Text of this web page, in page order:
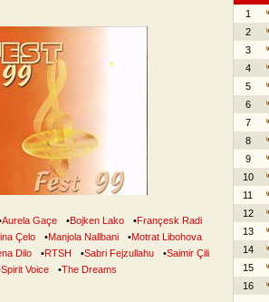
Aurela Gaçe •Bojken Lako •Françesk Radi
Çelo •Manjola Nallbani •Motrat Libohova
Dilo •RTSH •Sabri Fejzullahu •Saimir Çili
Spirit Voice •The Dreams
1
2
3
4
5
6
7
8
9
10
11
12
13
14
15
16